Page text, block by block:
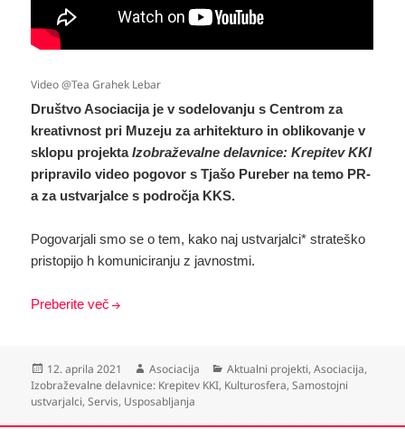
Video @Tea Grahek Lebar
Društvo Asociacija je v sodelovanju s Centrom za
kreativnost pri Muzeju za arhitekturo in oblikovanje v
sklopu projektaIzobraževalne delavnice: Krepitev KKI
pripravilo video pogovor s Tjašo Pureber na temo PR-
a za ustvarjalce s področja KKS.
Pogovarjali smo se o tem, kako naj ustvarjalci* strateško
pristopijo h komuniciranju z javnostmi.
Preberite več
Objavljeno
dne
12. aprila 2021 Avtor
Asociacija Kategorije
Aktualni projekti,Asociacija,
Izobraževalne delavnice: Krepitev KKI, Kulturosfera,Samostojni
ustvarjalci,Servis, Usposabljanja